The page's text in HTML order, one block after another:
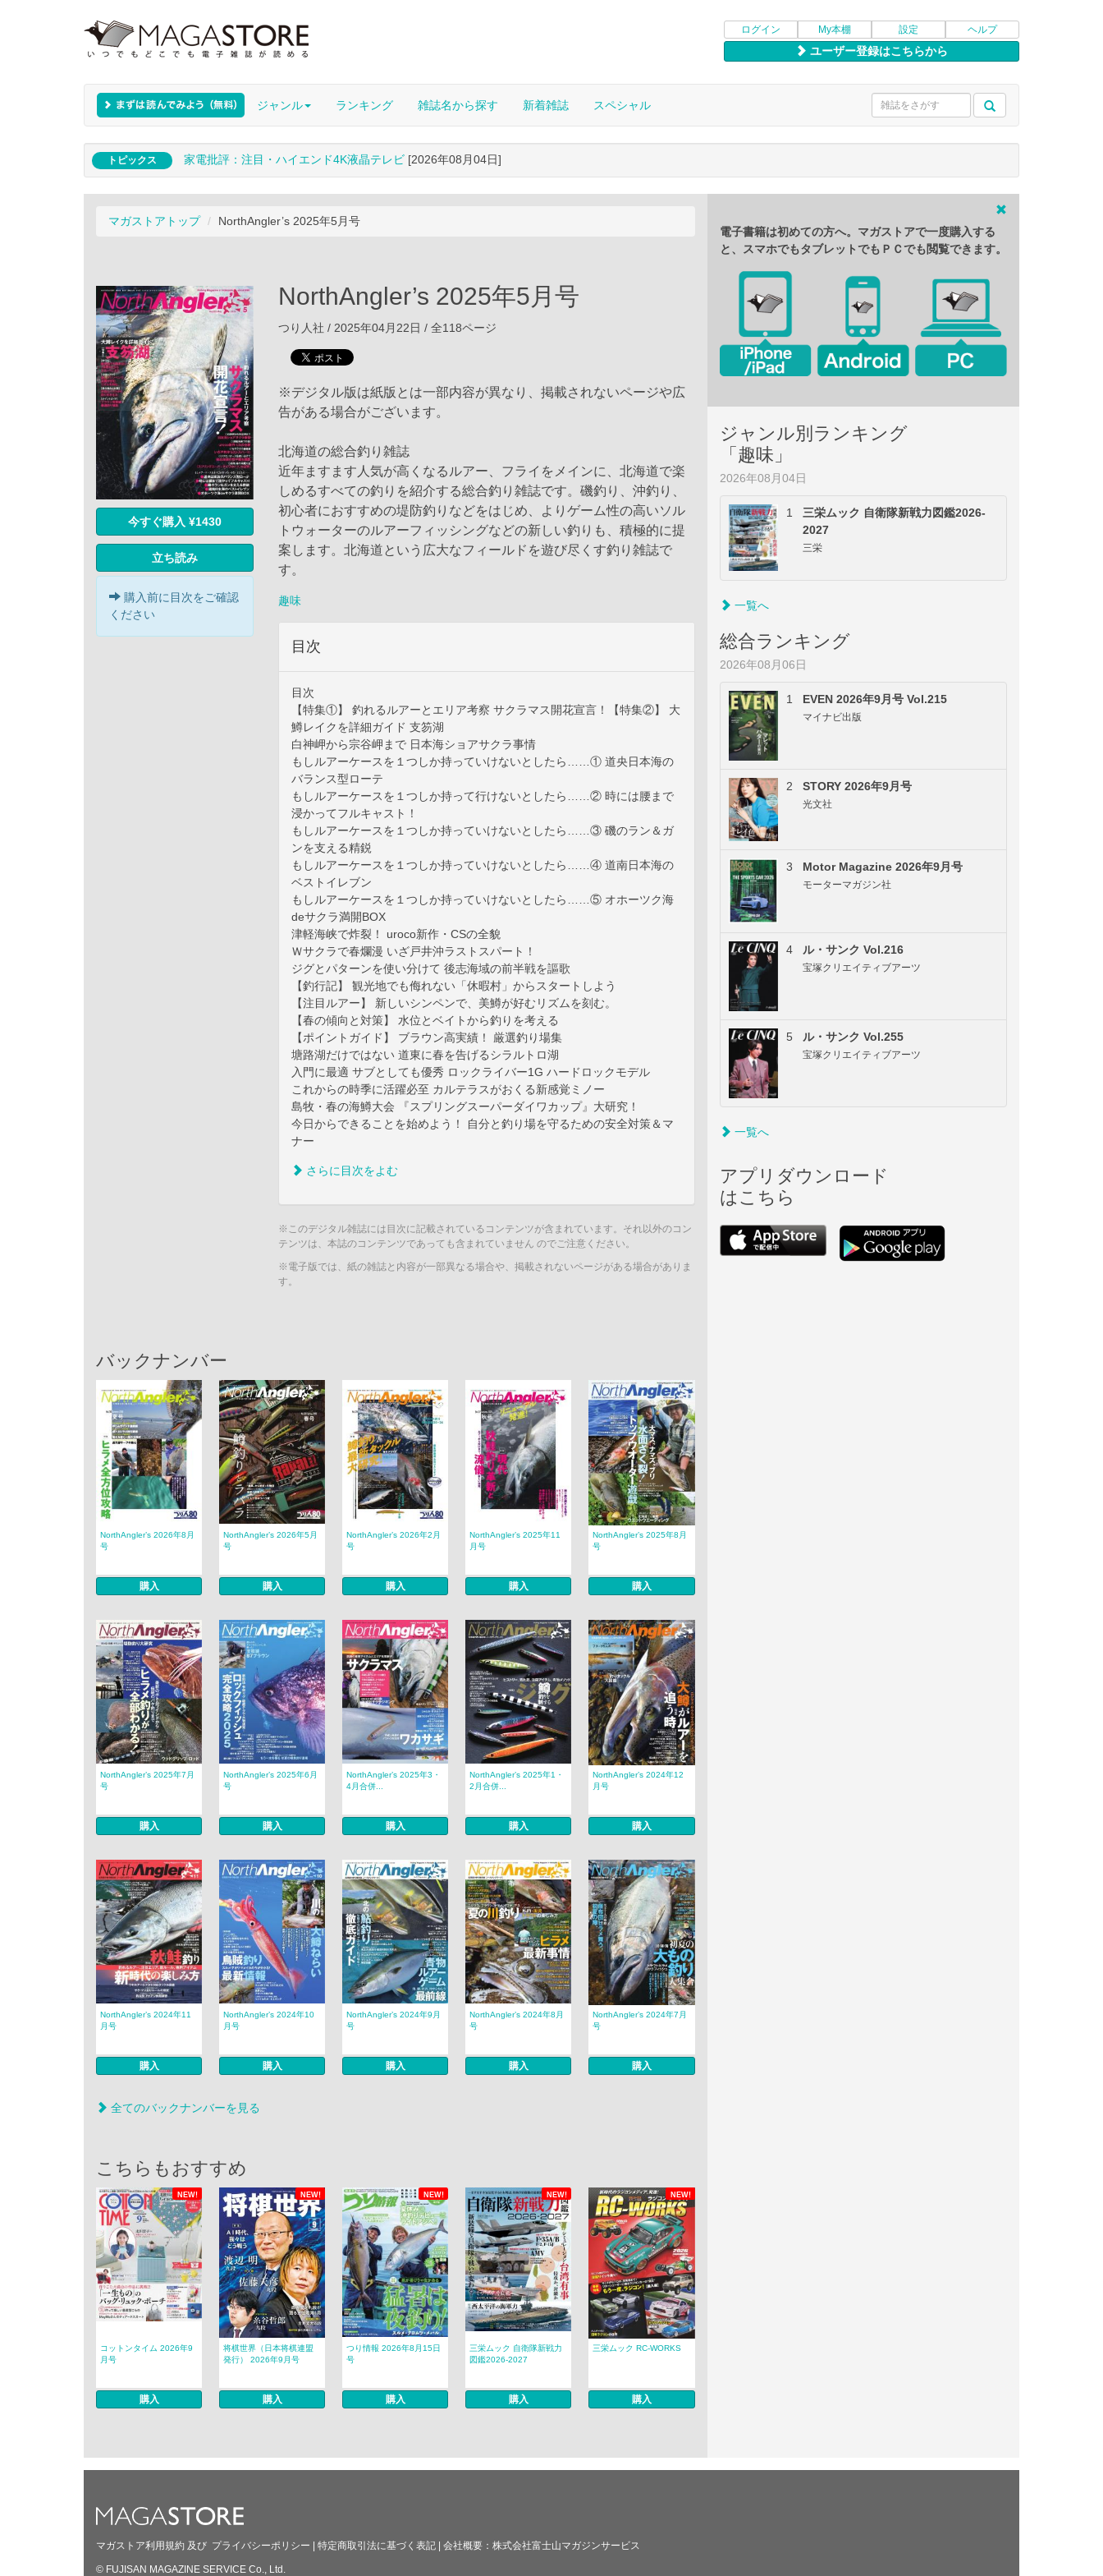
ログイン My本棚 設定 ヘルプ
ユーザー登録はこちらから
ジャンル ランキング 雑誌名から探す 新着雑誌 スペシャル
トピックス 家電批評：注目・ハイエンド4K液晶テレビ [2026年08月04日]
マガストアトップ NorthAngler’s 2025年5月号
今すぐ購入 ¥1430
立ち読み
購入前に目次をご確認
ください
NorthAngler’s 2025年5月号
つり人社 / 2025年04月22日 / 全118ページ
※デジタル版は紙版とは一部内容が異なり、掲載されないページや広
告がある場合がございます。
北海道の総合釣り雑誌
近年ますます人気が高くなるルアー、フライをメインに、北海道で楽
しめるすべての釣りを紹介する総合釣り雑誌です。磯釣り、沖釣り、
初心者におすすめの堤防釣りなどをはじめ、よりゲーム性の高いソル
トウォーターのルアーフィッシングなどの新しい釣りも、積極的に提
案します。北海道という広大なフィールドを遊び尽くす釣り雑誌で
す。
趣味
目次
目次
【特集①】 釣れるルアーとエリア考察 サクラマス開花宣言！【特集②】 大
鱒レイクを詳細ガイド 支笏湖
白神岬から宗谷岬まで 日本海ショアサクラ事情
もしルアーケースを１つしか持っていけないとしたら……① 道央日本海の
バランス型ローテ
もしルアーケースを１つしか持って行けないとしたら……② 時には腰まで
浸かってフルキャスト！
もしルアーケースを１つしか持っていけないとしたら……③ 磯のラン＆ガ
ンを支える精鋭
もしルアーケースを１つしか持っていけないとしたら……④ 道南日本海の
ベストイレブン
もしルアーケースを１つしか持っていけないとしたら……⑤ オホーツク海
deサクラ満開BOX
津軽海峡で炸裂！ uroco新作・CSの全貌
Ｗサクラで春爛漫 いざ戸井沖ラストスパート！
ジグとパターンを使い分けて 後志海域の前半戦を謳歌
【釣行記】 観光地でも侮れない「休暇村」からスタートしよう
【注目ルアー】 新しいシンペンで、美鱒が好むリズムを刻む。
【春の傾向と対策】 水位とベイトから釣りを考える
【ポイントガイド】 ブラウン高実績！ 厳選釣り場集
塘路湖だけではない 道東に春を告げるシラルトロ湖
入門に最適 サブとしても優秀 ロックライバー1G ハードロックモデル
これからの時季に活躍必至 カルテラスがおくる新感覚ミノー
島牧・春の海鱒大会 『スプリングスーパーダイワカップ』大研究！
今日からできることを始めよう！ 自分と釣り場を守るための安全対策＆マ
ナー
さらに目次をよむ
※このデジタル雑誌には目次に記載されているコンテンツが含まれています。それ以外のコン
テンツは、本誌のコンテンツであっても含まれていません のでご注意ください。
※電子版では、紙の雑誌と内容が一部異なる場合や、掲載されないページがある場合がありま
す。
バックナンバー
NorthAngler’s 2026年8月
号
購入
NorthAngler’s 2026年5月
号
購入
NorthAngler’s 2026年2月
号
購入
NorthAngler’s 2025年11
月号
購入
NorthAngler’s 2025年8月
号
購入
NorthAngler’s 2025年7月
号
購入
NorthAngler’s 2025年6月
号
購入
NorthAngler’s 2025年3・
4月合併...
購入
NorthAngler’s 2025年1・
2月合併...
購入
NorthAngler’s 2024年12
月号
購入
NorthAngler’s 2024年11
月号
購入
NorthAngler’s 2024年10
月号
購入
NorthAngler’s 2024年9月
号
購入
NorthAngler’s 2024年8月
号
購入
NorthAngler’s 2024年7月
号
購入
全てのバックナンバーを見る
こちらもおすすめ
NEW! NEW! NEW! NEW! NEW!
コットンタイム 2026年9
月号
購入
将棋世界（日本将棋連盟
発行） 2026年9月号
購入
つり情報 2026年8月15日
号
購入
三栄ムック 自衛隊新戦力
図鑑2026-2027
購入
三栄ムック RC-WORKS
購入
電子書籍は初めての方へ。マガストアで一度購入する
と、スマホでもタブレットでもＰＣでも閲覧できます。
ジャンル別ランキング
「趣味」
2026年08月04日
1
三栄ムック 自衛隊新戦力図鑑2026-
2027
三栄
一覧へ
総合ランキング
2026年08月06日
1 EVEN 2026年9月号 Vol.215
マイナビ出版
2 STORY 2026年9月号
光文社
3 Motor Magazine 2026年9月号
モーターマガジン社
4 ル・サンク Vol.216
宝塚クリエイティブアーツ
5 ル・サンク Vol.255
宝塚クリエイティブアーツ
一覧へ
アプリダウンロード
はこちら
マガストア利用規約 及び プライバシーポリシー 特定商取引法に基づく表記 会社概要： 株式会社富士山マガジンサービス
© FUJISAN MAGAZINE SERVICE Co., Ltd.